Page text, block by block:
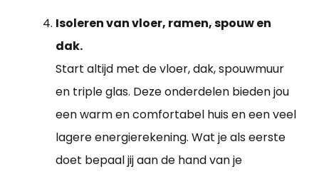
Isoleren van vloer, ramen, spouw en
dak.
Start altijd met de vloer, dak, spouwmuur
en triple glas. Deze onderdelen bieden jou
een warm en comfortabel huis en een veel
lagere energierekening. Wat je als eerste
doet bepaal jij aan de hand van je